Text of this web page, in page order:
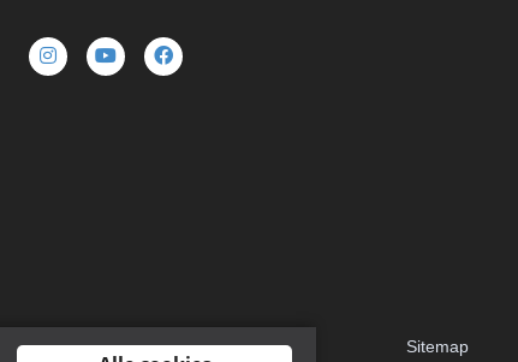
Sitemap